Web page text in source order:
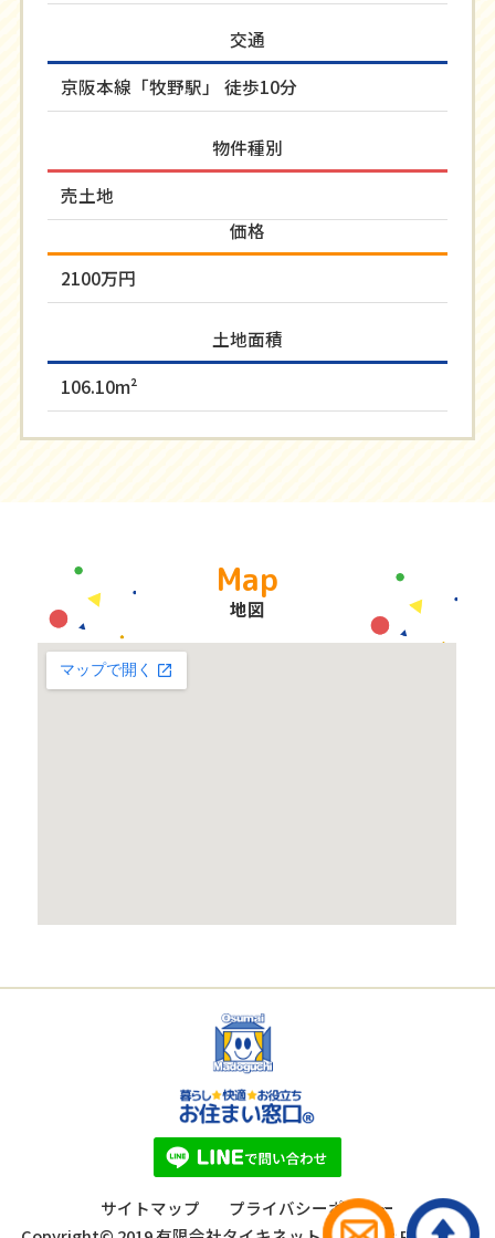
交通
京阪本線「牧野駅」 徒歩10分
物件種別
売土地
価格
2100万円
土地面積
106.10m²
Map
地図
サイトマップ
プライバシーポリシー